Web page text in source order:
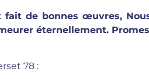
de bonnes œuvres,
éternellement.
78 :